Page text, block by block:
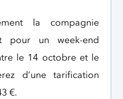
la compagnie
pour un week-end
le 14 octobre et le
d’une tarification
€.